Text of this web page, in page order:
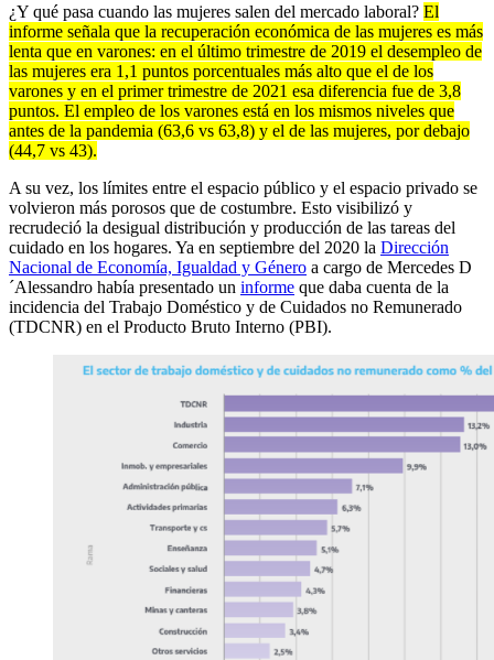
¿Y qué pasa cuando las mujeres salen del mercado laboral? El
informe señala que la recuperación económica de las mujeres es más
lenta que en varones: en el último trimestre de 2019 el desempleo de
las mujeres era 1,1 puntos porcentuales más alto que el de los
varones y en el primer trimestre de 2021 esa diferencia fue de 3,8
puntos. El empleo de los varones está en los mismos niveles que
antes de la pandemia (63,6 vs 63,8) y el de las mujeres, por debajo
(44,7 vs 43).
A su vez, los límites entre el espacio público y el espacio privado se
volvieron más porosos que de costumbre. Esto visibilizó y
recrudeció la desigual distribución y producción de las tareas del
cuidado en los hogares. Ya en septiembre del 2020 la Dirección
Nacional de Economía, Igualdad y Género a cargo de Mercedes D
´Alessandro había presentado un informe que daba cuenta de la
incidencia del Trabajo Doméstico y de Cuidados no Remunerado
(TDCNR) en el Producto Bruto Interno (PBI).